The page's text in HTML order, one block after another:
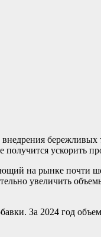
бережливых
ускорить
на рынке почти
увеличить
За 2024 год